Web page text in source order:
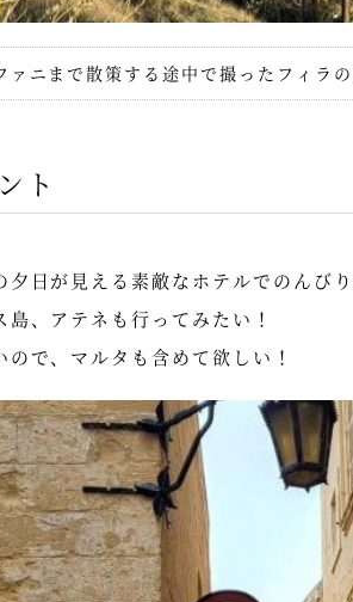
ァニまで散策する途中で撮ったフィラ
ト
日が見える素敵なホテルでのんびり
、アテネも行ってみたい！
で、マルタも含めて欲しい！